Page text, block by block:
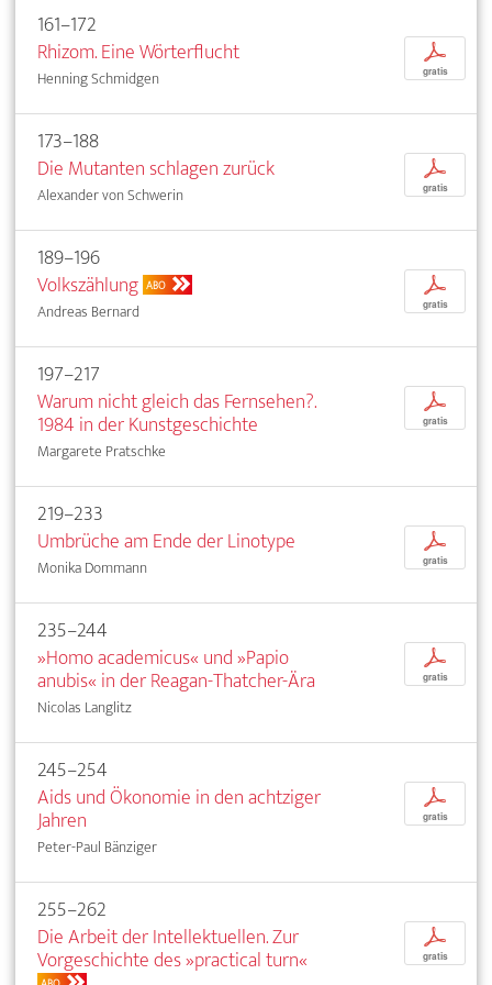
161–172
Rhizom. Eine Wörterflucht
Henning Schmidgen
p
gratis
173–188
Die Mutanten schlagen zurück
Alexander von Schwerin
p
gratis
189–196
Volkszählung ABO
Andreas Bernard
p
gratis
197–217
Warum nicht gleich das Fernsehen?.
1984 in der Kunstgeschichte
Margarete Pratschke
p
gratis
219–233
Umbrüche am Ende der Linotype
Monika Dommann
p
gratis
235–244
»Homo academicus« und »Papio
anubis« in der Reagan-Thatcher-Ära
Nicolas Langlitz
p
gratis
245–254
Aids und Ökonomie in den achtziger
Jahren
Peter-Paul Bänziger
p
gratis
255–262
Die Arbeit der Intellektuellen. Zur
Vorgeschichte des »practical turn«
p
gratis